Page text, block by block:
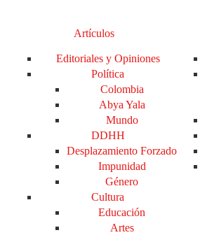
Artículos
Editoriales y Opiniones
Política
Colombia
Abya Yala
Mundo
DDHH
Desplazamiento Forzado
Impunidad
Género
Cultura
Educación
Artes